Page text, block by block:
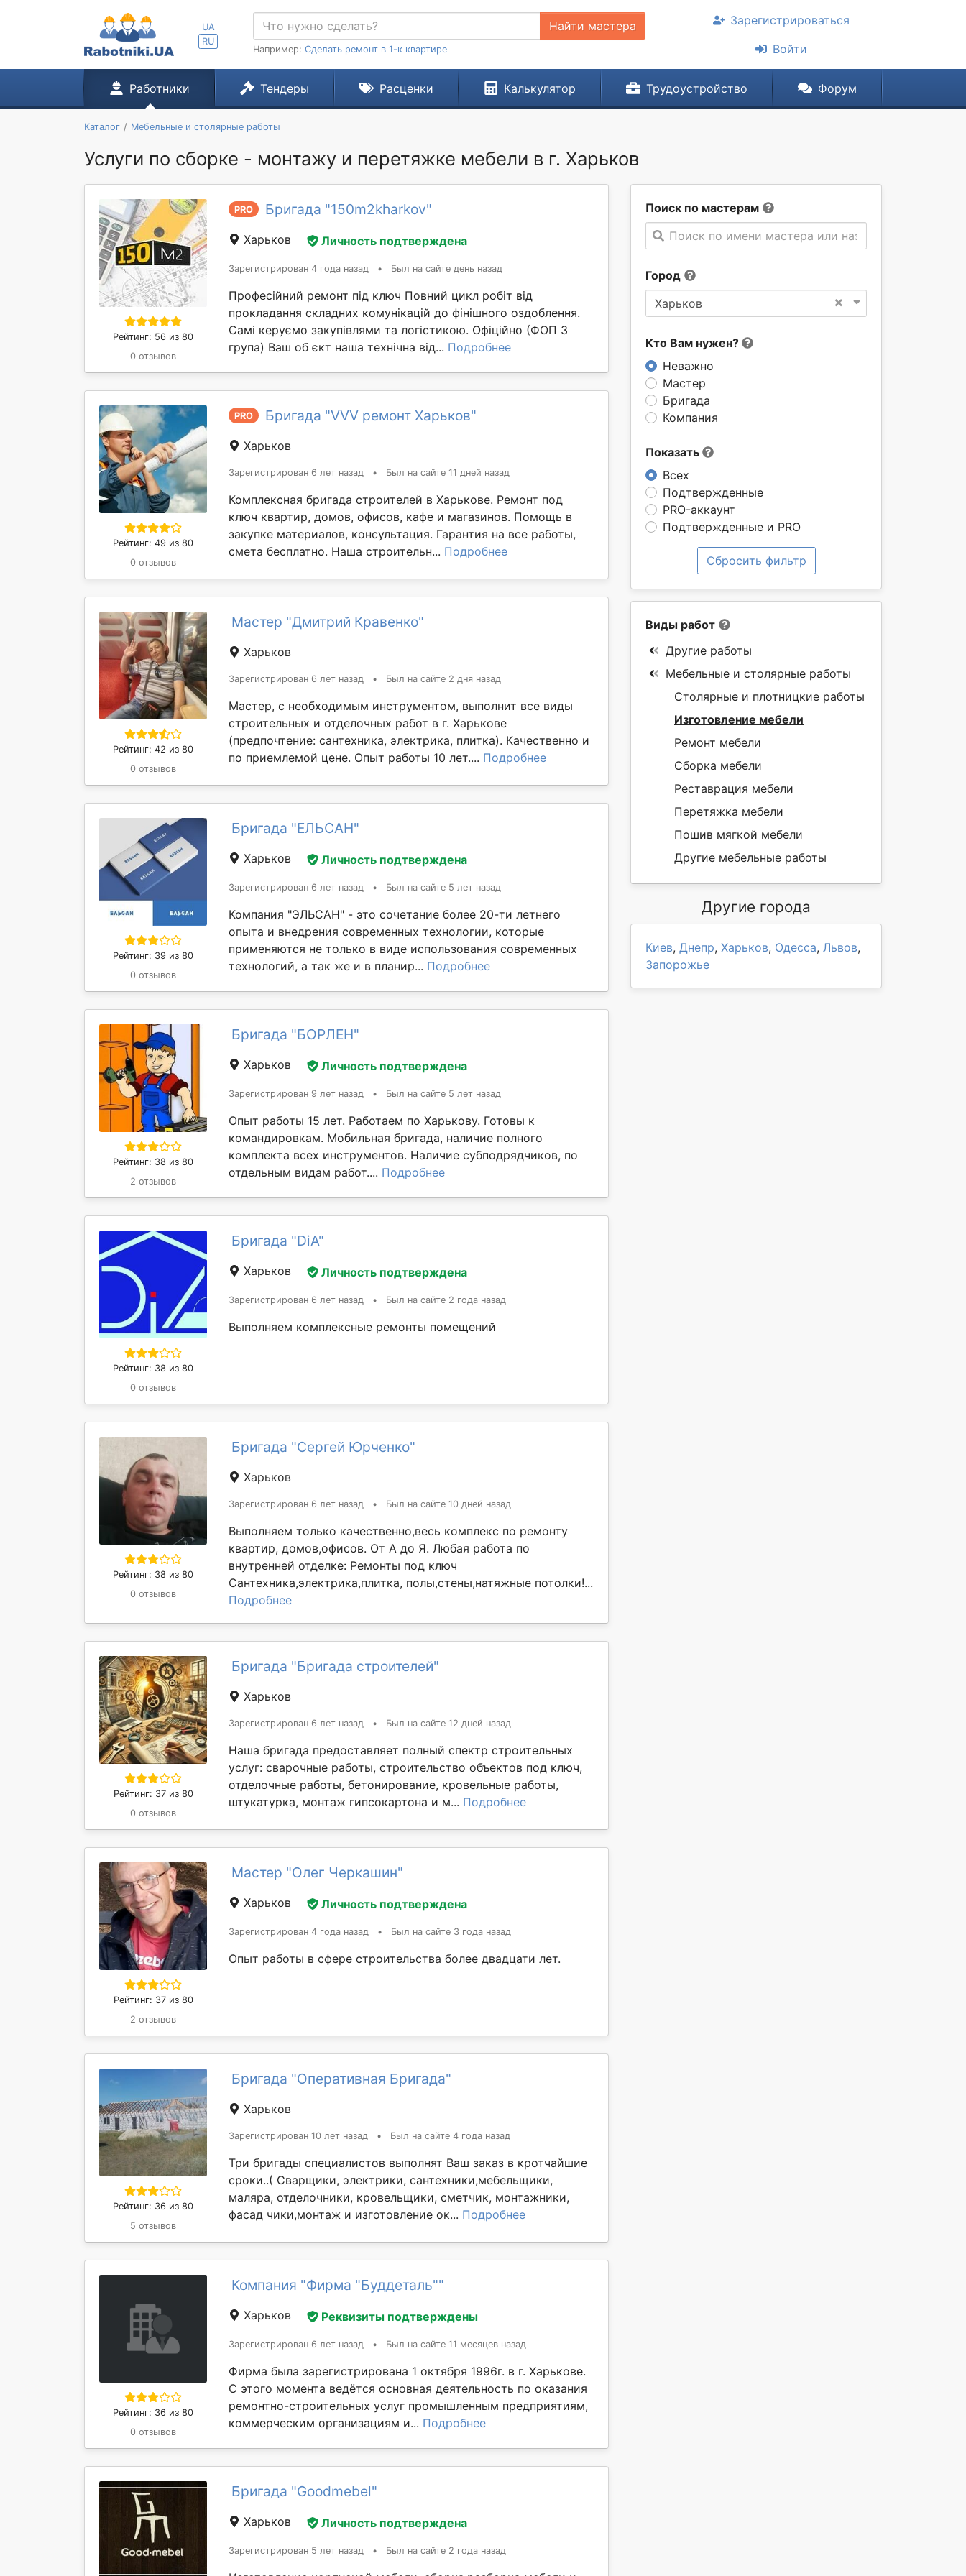
UA
RU
Найти мастера
Например: Сделать ремонт в 1-к квартире
Зарегистрироваться
Войти
Работники Тендеры Расценки Калькулятор Трудоустройство Форум
Каталог Мебельные и столярные работы
Услуги по сборке - монтажу и перетяжке мебели в г. Харьков
Поиск по мастерам
Поиск по имени мастера или названии компании
Город
×
Харьков
Кто Вам нужен?
Неважно
Мастер
Бригада
Компания
Показать
Всех
Подтвержденные
PRO-аккаунт
Подтвержденные и PRO
Сбросить фильтр
Рейтинг: 56 из 80
0 отзывов
PRO Бригада "150m2kharkov"
Харьков Личность подтверждена
Зарегистрирован 4 года назад • Был на сайте день назад
Професійний ремонт під ключ Повний цикл робіт від
прокладання складних комунікацій до фінішного оздоблення.
Самі керуємо закупівлями та логістикою. Офіційно (ФОП 3
група) Ваш об єкт наша технічна від... Подробнее
Рейтинг: 49 из 80
0 отзывов
PRO Бригада "VVV ремонт Харьков"
Харьков
Зарегистрирован 6 лет назад • Был на сайте 11 дней назад
Комплексная бригада строителей в Харькове. Ремонт под
ключ квартир, домов, офисов, кафе и магазинов. Помощь в
закупке материалов, консультация. Гарантия на все работы,
смета бесплатно. Наша строительн... Подробнее
Рейтинг: 42 из 80
0 отзывов
Мастер "Дмитрий Кравенко"
Харьков
Зарегистрирован 6 лет назад • Был на сайте 2 дня назад
Мастер, с необходимым инструментом, выполнит все виды
строительных и отделочных работ в г. Харькове
(предпочтение: сантехника, электрика, плитка). Качественно и
по приемлемой цене. Опыт работы 10 лет.... Подробнее
Рейтинг: 39 из 80
0 отзывов
Бригада "ЕЛЬСАН"
Харьков Личность подтверждена
Зарегистрирован 6 лет назад • Был на сайте 5 лет назад
Компания "ЭЛЬСАН" - это сочетание более 20-ти летнего
опыта и внедрения современных технологии, которые
применяются не только в виде использования современных
технологий, а так же и в планир... Подробнее
Рейтинг: 38 из 80
2 отзывов
Бригада "БОРЛЕН"
Харьков Личность подтверждена
Зарегистрирован 9 лет назад • Был на сайте 5 лет назад
Опыт работы 15 лет. Работаем по Харькову. Готовы к
командировкам. Мобильная бригада, наличие полного
комплекта всех инструментов. Наличие субподрядчиков, по
отдельным видам работ.... Подробнее
Рейтинг: 38 из 80
0 отзывов
Бригада "DiA"
Харьков Личность подтверждена
Зарегистрирован 6 лет назад • Был на сайте 2 года назад
Выполняем комплексные ремонты помещений
Рейтинг: 38 из 80
0 отзывов
Бригада "Сергей Юрченко"
Харьков
Зарегистрирован 6 лет назад • Был на сайте 10 дней назад
Выполняем только качественно,весь комплекс по ремонту
квартир, домов,офисов. От А до Я. Любая работа по
внутренней отделке: Ремонты под ключ
Сантехника,электрика,плитка, полы,стены,натяжные потолки!...
Подробнее
Рейтинг: 37 из 80
0 отзывов
Бригада "Бригада строителей"
Харьков
Зарегистрирован 6 лет назад • Был на сайте 12 дней назад
Наша бригада предоставляет полный спектр строительных
услуг: сварочные работы, строительство объектов под ключ,
отделочные работы, бетонирование, кровельные работы,
штукатурка, монтаж гипсокартона и м... Подробнее
Рейтинг: 37 из 80
2 отзывов
Мастер "Олег Черкашин"
Харьков Личность подтверждена
Зарегистрирован 4 года назад • Был на сайте 3 года назад
Опыт работы в сфере строительства более двадцати лет.
Рейтинг: 36 из 80
5 отзывов
Бригада "Оперативная Бригада"
Харьков
Зарегистрирован 10 лет назад • Был на сайте 4 года назад
Три бригады специалистов выполнят Ваш заказ в кротчайшие
сроки..( Сварщики, электрики, сантехники,мебельщики,
маляра, отделочники, кровельщики, сметчик, монтажники,
фасад чики,монтаж и изготовление ок... Подробнее
Рейтинг: 36 из 80
0 отзывов
Компания "Фирма "Буддеталь""
Харьков Реквизиты подтверждены
Зарегистрирован 6 лет назад • Был на сайте 11 месяцев назад
Фирма была зарегистрирована 1 октября 1996г. в г. Харькове.
С этого момента ведётся основная деятельность по оказания
ремонтно-строительных услуг промышленным предприятиям,
коммерческим организациям и... Подробнее
Бригада "Goodmebel"
Харьков Личность подтверждена
Зарегистрирован 5 лет назад • Был на сайте 2 года назад
Виды работ
Другие работы
Мебельные и столярные работы
Столярные и плотницкие работы
Изготовление мебели
Ремонт мебели
Сборка мебели
Реставрация мебели
Перетяжка мебели
Пошив мягкой мебели
Другие мебельные работы
Другие города
Киев, Днепр, Харьков, Одесса, Львов,
Запорожье